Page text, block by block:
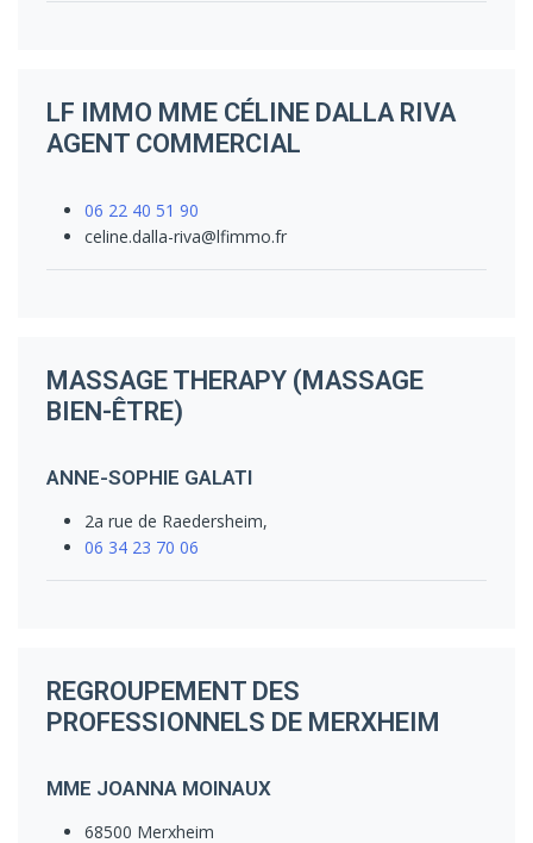
LF IMMO MME CÉLINE DALLA RIVA
AGENT COMMERCIAL
06 22 40 51 90
celine.dalla-riva@lfimmo.fr
MASSAGE THERAPY (MASSAGE
BIEN-ÊTRE)
ANNE-SOPHIE GALATI
2a rue de Raedersheim,
06 34 23 70 06
REGROUPEMENT DES
PROFESSIONNELS DE MERXHEIM
MME JOANNA MOINAUX
68500 Merxheim